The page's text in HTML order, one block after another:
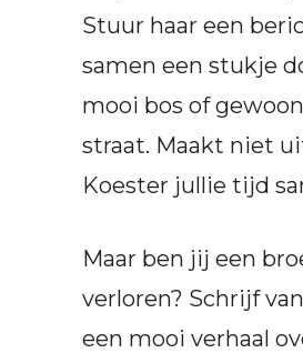
Stuur haar een
samen een stukje
mooi bos of
straat. Maakt niet
Koester jullie tijd
Maar ben jij een
verloren? Schrijf
een mooi verhaal